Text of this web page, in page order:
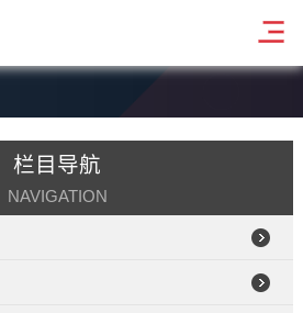
栏目导航
NAVIGATION